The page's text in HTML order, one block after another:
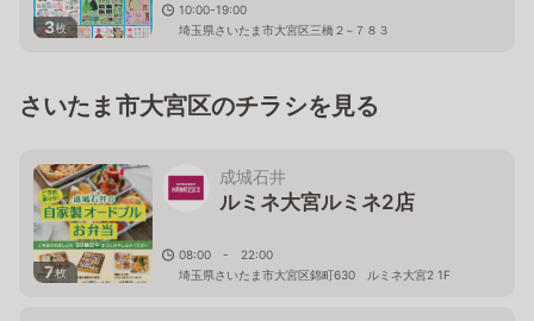
3枚
10:00-19:00
埼玉県さいたま市大宮区三橋２−７８３
さいたま市大宮区のチラシを見る
7枚
成城石井
ルミネ大宮ルミネ2店
08:00 - 22:00
埼玉県さいたま市大宮区錦町630 ルミネ大宮2 1F